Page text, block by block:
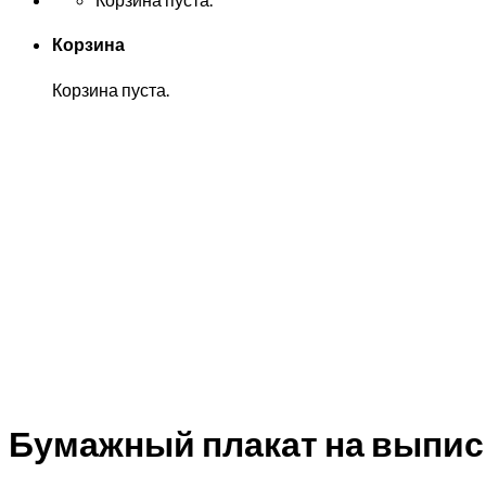
Корзина
Корзина пуста.
Бумажный плакат на